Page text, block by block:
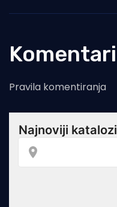
Komentari
Pravila komentiranja